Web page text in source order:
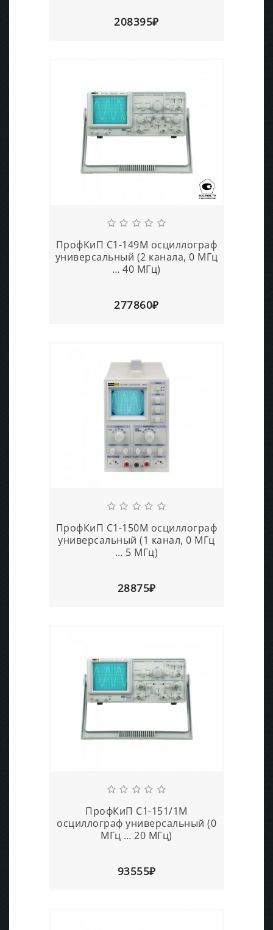
208395₽
ПрофКиП С1-149М осциллограф
универсальный (2 канала, 0 МГц
… 40 МГц)
277860₽
ПрофКиП С1-150М осциллограф
универсальный (1 канал, 0 МГц
… 5 МГц)
28875₽
ПрофКиП С1-151/1М
осциллограф универсальный (0
МГц … 20 МГц)
93555₽